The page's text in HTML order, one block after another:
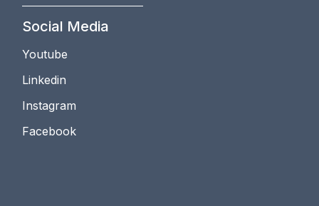
Social Media
Youtube
Linkedin
Instagram
Facebook